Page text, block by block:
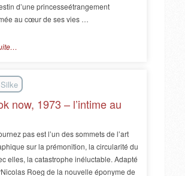
d’une princesseétrangement
au cœur de ses vies …
now, 1973 – l’intime au
pas est l’un des sommets de l’art
sur la prémonition, la circularité du
elles, la catastrophe inéluctable. Adapté
Roeg de la nouvelle éponyme de